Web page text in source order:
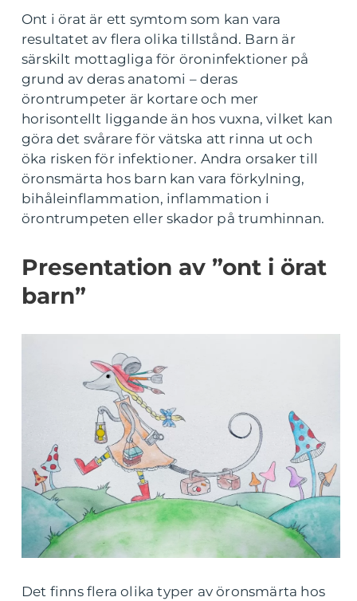
Ont i örat är ett symtom som kan vara
resultatet av flera olika tillstånd. Barn är
särskilt mottagliga för öroninfektioner på
grund av deras anatomi – deras
örontrumpeter är kortare och mer
horisontellt liggande än hos vuxna, vilket kan
göra det svårare för vätska att rinna ut och
öka risken för infektioner. Andra orsaker till
öronsmärta hos barn kan vara förkylning,
bihåleinflammation, inflammation i
örontrumpeten eller skador på trumhinnan.
Presentation av ”ont i örat
barn”
Det finns flera olika typer av öronsmärta hos